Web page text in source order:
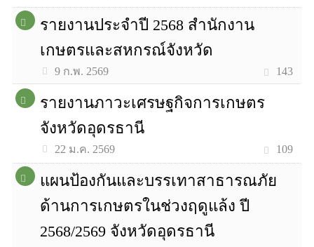
รายงานประจำปี 2568 สำนักงาน
เกษตรและสหกรณ์จังหวัด
9 ก.พ. 2569 143
รายงานภาวะเศรษฐกิจการเกษตร
จังหวัดอุดรธานี
22 ม.ค. 2569 109
แผนป้องกันและบรรเทาสาธารณภัย
ด้านการเกษตรในช่วงฤดูแล้ง ปี
2568/2569 จังหวัดอุดรธานี